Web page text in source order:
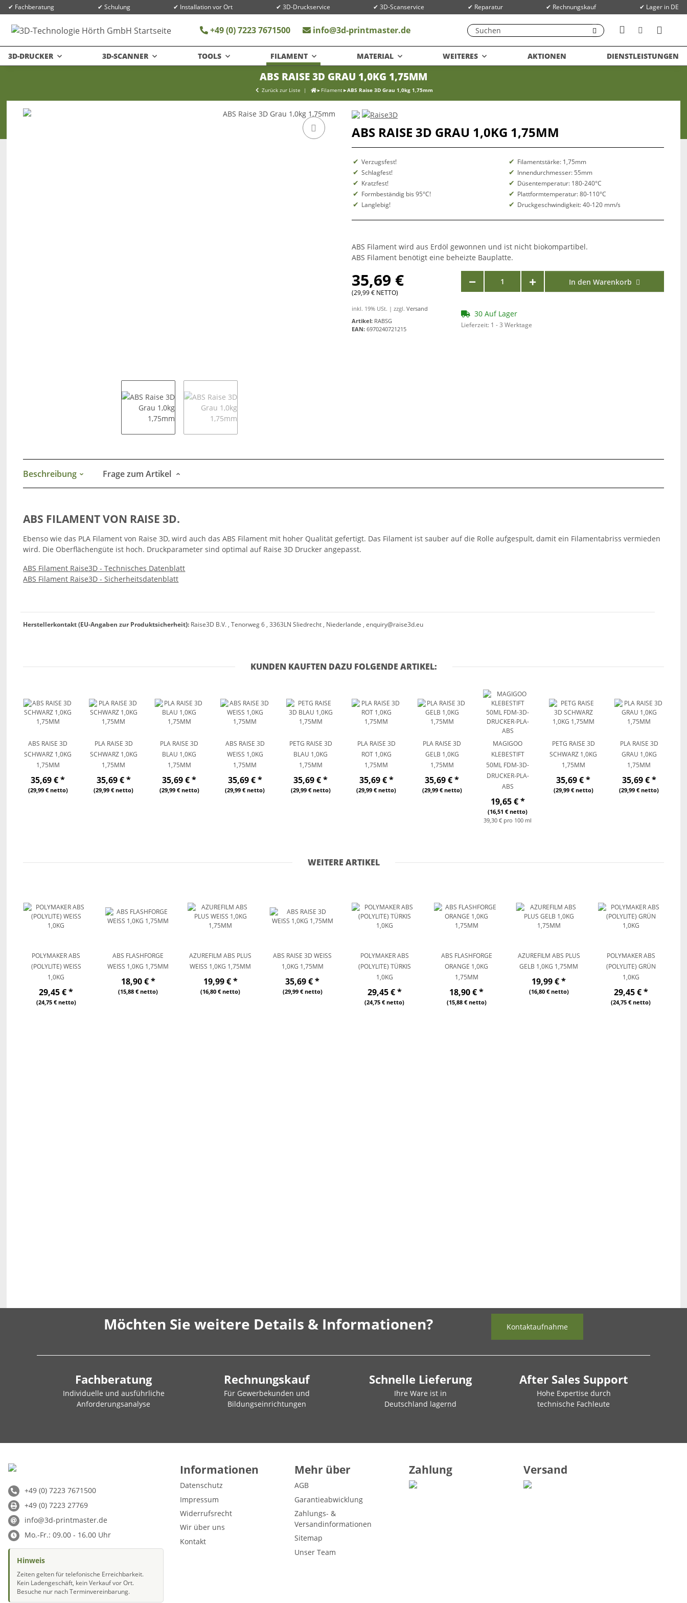
✔ Fachberatung ✔ Schulung ✔ Installation vor Ort ✔ 3D-Druckservice ✔ 3D-Scanservice ✔ Reparatur ✔ Rechnungskauf ✔ Lager in DE
+49 (0) 7223 7671500 info@3d-printmaster.de
3D-DRUCKER 3D-SCANNER TOOLS FILAMENT MATERIAL WEITERES AKTIONEN DIENSTLEISTUNGEN
ABS RAISE 3D GRAU 1,0KG 1,75MM
Zurück zur Liste Filament ABS Raise 3D Grau 1,0kg 1,75mm
ABS RAISE 3D GRAU 1,0KG 1,75MM
Verzugsfest!
Schlagfest!
Kratzfest!
Formbeständig bis 95°C!
Langlebig!
Filamentstärke: 1,75mm
Innendurchmesser: 55mm
Düsentemperatur: 180-240°C
Plattformtemperatur: 80-110°C
Druckgeschwindigkeit: 40-120 mm/s
ABS Filament wird aus Erdöl gewonnen und ist nicht biokompartibel.
ABS Filament benötigt eine beheizte Bauplatte.
35,69 €
(29,99 € NETTO)
inkl. 19% USt. | zzgl. Versand
Artikel: RABSG
EAN: 6970240721215
In den Warenkorb
30 Auf Lager
Lieferzeit: 1 - 3 Werktage
Beschreibung Frage zum Artikel
ABS FILAMENT VON RAISE 3D.
Ebenso wie das PLA Filament von Raise 3D, wird auch das ABS Filament mit hoher Qualität gefertigt. Das Filament ist sauber auf die Rolle aufgespult, damit ein Filamentabriss vermieden
wird. Die Oberflächengüte ist hoch. Druckparameter sind optimal auf Raise 3D Drucker angepasst.
ABS Filament Raise3D - Technisches Datenblatt
ABS Filament Raise3D - Sicherheitsdatenblatt
Herstellerkontakt (EU-Angaben zur Produktsicherheit): Raise3D B.V. , Tenorweg 6 , 3363LN Sliedrecht , Niederlande ,enquiry@raise3d.eu
KUNDEN KAUFTEN DAZU FOLGENDE ARTIKEL:
ABS RAISE 3D
SCHWARZ 1,0KG
1,75MM
35,69 €*
(29,99 € netto)
PLA RAISE 3D
SCHWARZ 1,0KG
1,75MM
35,69 €*
(29,99 € netto)
PLA RAISE 3D
BLAU 1,0KG
1,75MM
35,69 €*
(29,99 € netto)
ABS RAISE 3D
WEISS 1,0KG 1
,75MM
35,69 €*
(29,99 € netto)
PETG RAISE 3D
BLAU 1,0KG
1,75MM
35,69 €*
(29,99 € netto)
PLA RAISE 3D
ROT 1,0KG
1,75MM
35,69 €*
(29,99 € netto)
PLA RAISE 3D
GELB 1,0KG
1,75MM
35,69 €*
(29,99 € netto)
MAGIGOO
KLEBESTIFT
50ML FDM-3D-
DRUCKER-PLA-
ABS
19,65 €*
(16,51 € netto)
39,30 € pro 100 ml
PETG RAISE 3D
SCHWARZ 1,0KG
1,75MM
35,69 €*
(29,99 € netto)
PLA RAISE 3D
GRAU 1,0KG
1,75MM
35,69 €*
(29,99 € netto)
WEITERE ARTIKEL
POLYMAKER ABS
(POLYLITE) WEISS 1
,0KG
29,45 €*
(24,75 € netto)
ABS FLASHFORGE
WEISS 1,0KG 1,75MM
18,90 €*
(15,88 € netto)
AZUREFILM ABS PLUS
WEISS 1,0KG 1,75MM
19,99 €*
(16,80 € netto)
ABS RAISE 3D WEISS 1
,0KG 1,75MM
35,69 €*
(29,99 € netto)
POLYMAKER ABS
(POLYLITE) TÜRKIS
1,0KG
29,45 €*
(24,75 € netto)
ABS FLASHFORGE
ORANGE 1,0KG
1,75MM
18,90 €*
(15,88 € netto)
AZUREFILM ABS PLUS
GELB 1,0KG 1,75MM
19,99 €*
(16,80 € netto)
POLYMAKER ABS
(POLYLITE) GRÜN
1,0KG
29,45 €*
(24,75 € netto)
Möchten Sie weitere Details & Informationen? Kontaktaufnahme
Fachberatung
Individuelle und ausführliche
Anforderungsanalyse
Rechnungskauf
Für Gewerbekunden und
Bildungseinrichtungen
Schnelle Lieferung
Ihre Ware ist in
Deutschland lagernd
After Sales Support
Hohe Expertise durch
technische Fachleute
+49 (0) 7223 7671500
+49 (0) 7223 27769
info@3d-printmaster.de
Mo.-Fr.: 09.00 - 16.00 Uhr
Hinweis
Zeiten gelten für telefonische Erreichbarkeit.
Kein Ladengeschäft, kein Verkauf vor Ort.
Besuche nur nach Terminvereinbarung.
Informationen
Datenschutz
Impressum
Widerrufsrecht
Wir über uns
Kontakt
Mehr über
AGB
Garantieabwicklung
Zahlungs- &
Versandinformationen
Sitemap
Unser Team
Zahlung Versand